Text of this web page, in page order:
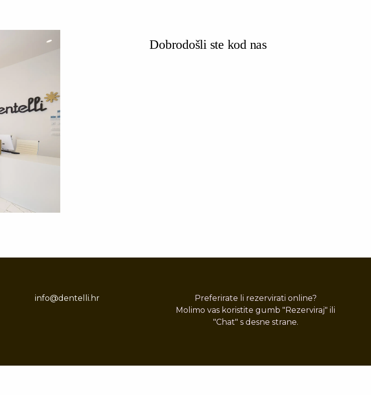
Dobrodošli ste kod nas
info@dentelli.hr
Preferirate li rezervirati online?
Molimo vas koristite gumb "Rezerviraj" ili
"Chat" s desne strane.